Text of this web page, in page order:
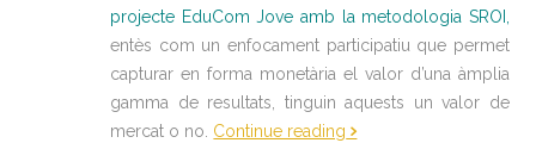
projecte EduCom Jove amb la metodologia SROI,
entès com un enfocament participatiu que permet
capturar en forma monetària el valor d’una àmplia
gamma de resultats, tinguin aquests un valor de
mercat o no. Continue reading